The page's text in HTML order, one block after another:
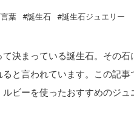
葉 誕生石 誕生石ジュエリー
決まっている誕生石。その
と言われています。この記
ビーを使ったおすすめのジ